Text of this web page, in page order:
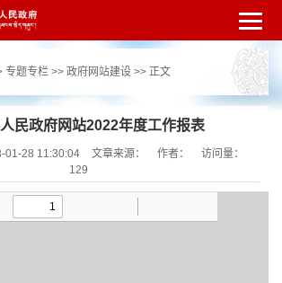
网站无障
式 登录
专题专栏>> 政府网站建设>> 正文
民政府网站2022年度工作报表
01-28 11:30:04 文章来源： 作者：
访问量：
129